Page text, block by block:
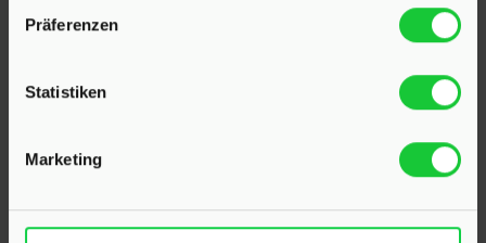
Präferenzen
Statistiken
Marketing
und Kaltenkirchen
stehen wir Ihnen beim Verkauf und
Mit umfassendem Fachwissen und lokaler Expertise
Ihre Wohnung in der Region Kaltenkirchen und Klein